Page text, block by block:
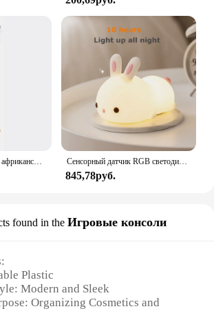
Подвижные шарниры, африканская черная кукла для американских кукол, аксессуары, тело Nudy с одеждой для Барби, игрушка для девочки, ролевая детская игрушка, подарок Сенсорный датчик RGB светодиодный ночник с кроликом, 16 цветов, USB перезаряжаемая силиконовая лампа в виде кролика для детей, детские игрушки, подарок на фестиваль
845,78руб.
found in the Игровые консоли
Plastic
Modern and Sleek
Organizing Cosmetics and